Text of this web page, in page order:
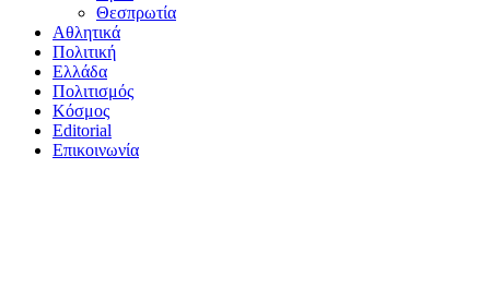
Θεσπρωτία
Αθλητικά
Πολιτική
Ελλάδα
Πολιτισμός
Κόσμος
Editorial
Επικοινωνία